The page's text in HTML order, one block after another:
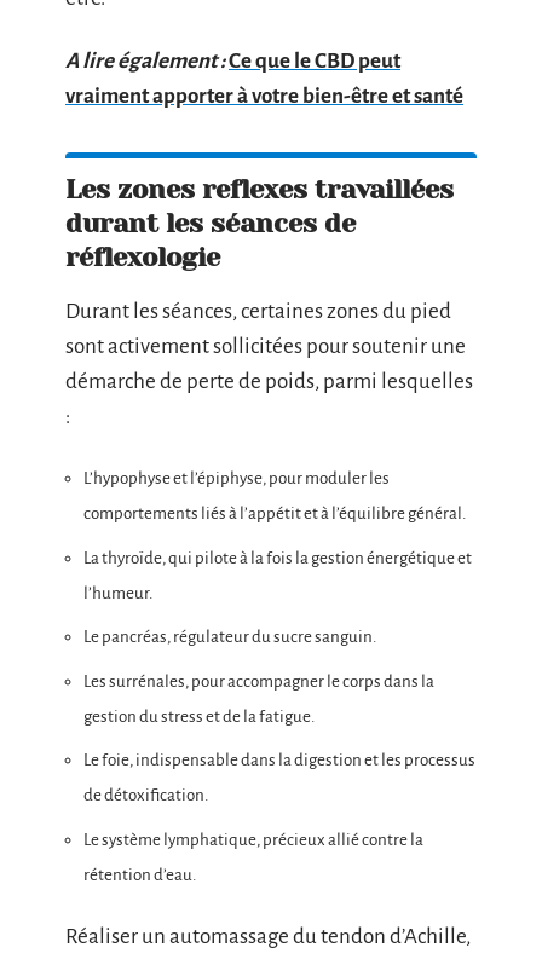
A lire également :Ce que le CBD peut
vraiment apporter à votre bien-être et santé
Les zones reflexes travaillées
durant les séances de
réflexologie
Durant les séances, certaines zones du pied
sont activement sollicitées pour soutenir une
démarche de perte de poids, parmi lesquelles
:
L’hypophyse et l’épiphyse, pour moduler les
comportements liés à l’appétit et à l’équilibre général.
La thyroïde, qui pilote à la fois la gestion énergétique et
l’humeur.
Le pancréas, régulateur du sucre sanguin.
Les surrénales, pour accompagner le corps dans la
gestion du stress et de la fatigue.
Le foie, indispensable dans la digestion et les processus
de détoxification.
Le système lymphatique, précieux allié contre la
rétention d’eau.
Réaliser un automassage du tendon d’Achille,